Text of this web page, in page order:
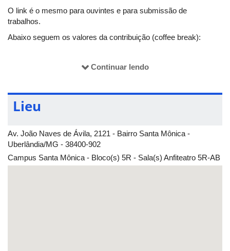
O link é o mesmo para ouvintes e para submissão de
trabalhos.
Abaixo seguem os valores da contribuição (coffee break):
De 09/04 a 05/05:
Professores do ensino superior: R$35,00
Estudante de Graduação ou Ensino Médio: R$30,00
Professores do ensino superior: R$40,00
Continuar lendo
Lieu
Av. João Naves de Ávila, 2121 - Bairro Santa Mônica -
Uberlândia/MG - 38400-902
Campus Santa Mônica - Bloco(s) 5R - Sala(s) Anfiteatro 5R-AB